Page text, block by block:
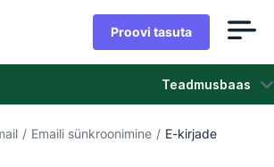
Proovi tasuta
Teadmusbaas
/ Emaili sünkroonimine / E-kirjade